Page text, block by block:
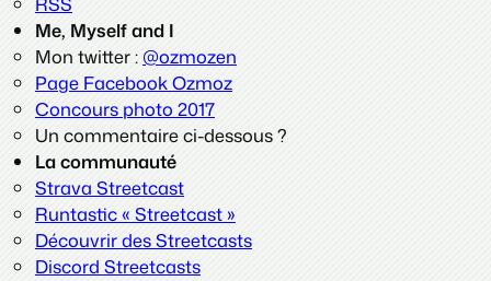
Me, Myself and I
Mon twitter : @ozmozen
Page Facebook Ozmoz
Concours photo 2017
Un commentaire ci-dessous ?
La communauté
Strava Streetcast
Runtastic « Streetcast »
Découvrir des Streetcasts
Discord Streetcasts